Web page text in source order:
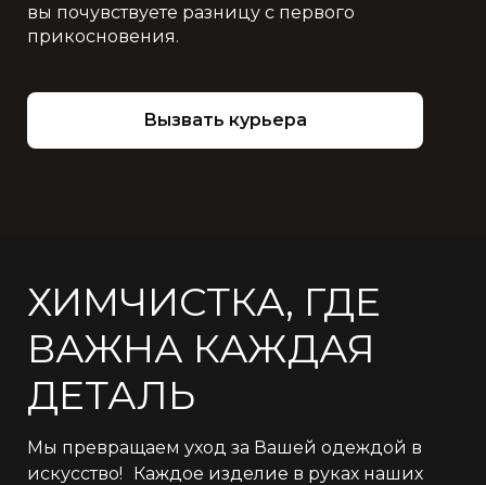
вы почувствуете разницу с первого
прикосновения.
Вызвать курьера
ХИМЧИСТКА, ГДЕ
ВАЖНА КАЖДАЯ
ДЕТАЛЬ
Мы превращаем уход за Вашей одеждой в
искусство! Каждое изделие в руках наших